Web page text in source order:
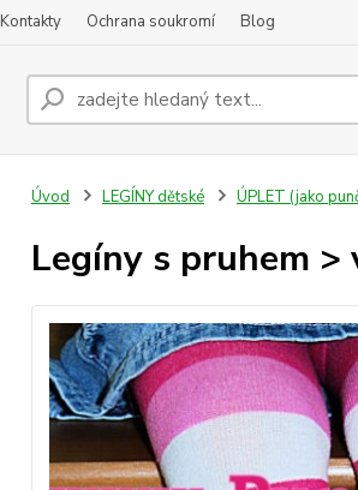
Kontakty Ochrana soukromí Blog
Úvod LEGÍNY dětské ÚPLET (jako
Legíny s pruhem